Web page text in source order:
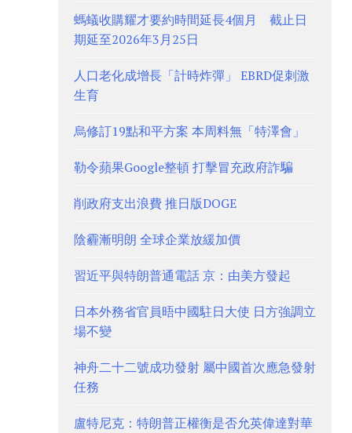
螞蟻收購耀才要約時間延長4個月 截止日
期延至2026年3月25日
人口老化成增長「計時炸彈」 EBRD促刺激
生育
烏修訂19點和平方案 本周料無「特澤會」
勒令蘋果Google整頓 打擊冒充政府詐騙
削政府支出浪費 推日版DOGE
陰霾漸明朗 全球企業放緩加價
習近平與特朗普通電話 京：由美方發起
日本外務省官員晤中國駐日大使 日方強調立
場不變
神舟二十二號成功發射 屬中國首次應急發射
任務
盧特尼克：特朗普正權衡是否允英偉達對華